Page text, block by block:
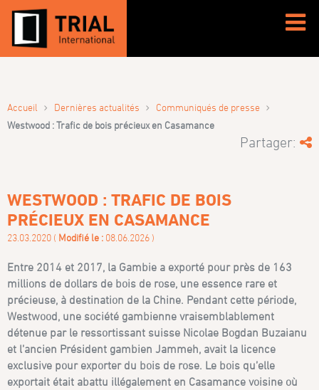
Accueil › Dernières actualités › Communiqués de presse ›
Westwood : Trafic de bois précieux en Casamance
Partager:
WESTWOOD : TRAFIC DE BOIS
PRÉCIEUX EN CASAMANCE
23.03.2020 ( Modifié le : 08.06.2026 )
Entre 2014 et 2017, la Gambie a exporté pour près de 163
millions de dollars de bois de rose, une essence rare et
précieuse, à destination de la Chine. Pendant cette période,
Westwood, une société gambienne vraisemblablement
détenue par le ressortissant suisse Nicolae Bogdan Buzaianu
et l’ancien Président gambien Jammeh, avait la licence
exclusive pour exporter du bois de rose. Le bois qu’elle
exportait était abattu illégalement en Casamance voisine où